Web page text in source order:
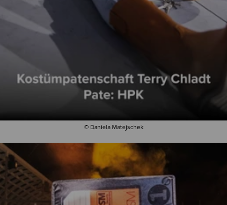
© Daniela Matejschek